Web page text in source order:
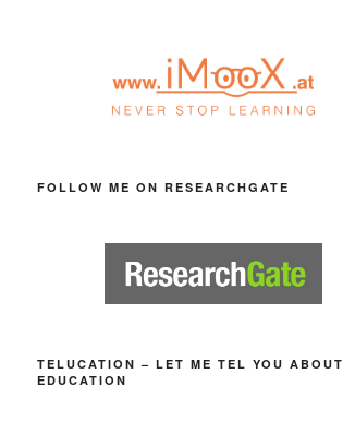
FOLLOW ME ON RESEARCHGATE
TELUCATION – LET ME TEL YOU ABOUT
EDUCATION